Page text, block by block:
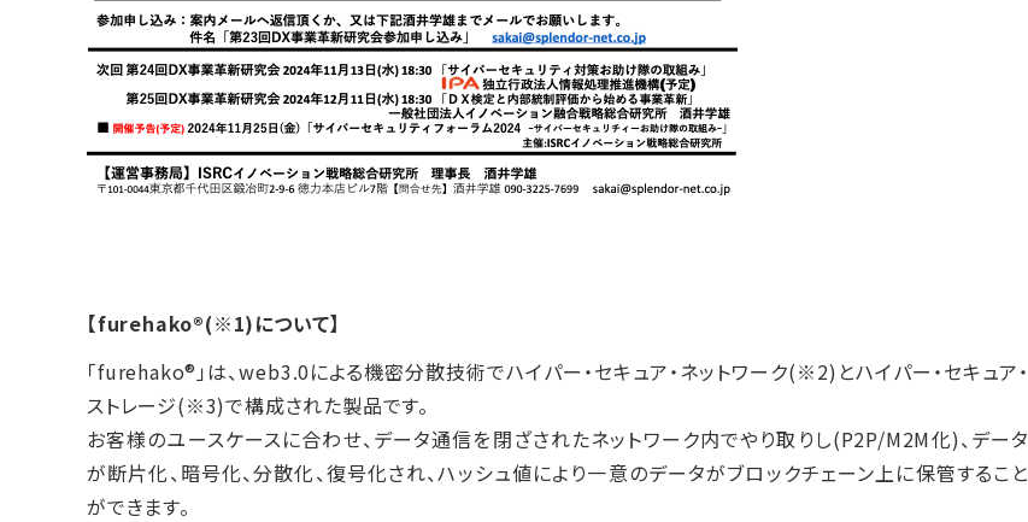
【furehako®︎(※1)について】
「furehako®︎」は、web3.0による機密分散技術でハイパー・セキュア・ネットワーク(※2)とハイパー・セキュア・
ストレージ(※3)で構成された製品です。
お客様のユースケースに合わせ、データ通信を閉ざされたネットワーク内でやり取りし(P2P/M2M化)、データ
が断片化、暗号化、分散化、復号化され、ハッシュ値により一意のデータがブロックチェーン上に保管すること
ができます。